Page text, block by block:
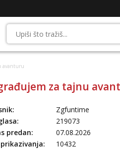
avanturu
za tajnu
Zgfuntime
219073
predan:
07.08.2026
10432